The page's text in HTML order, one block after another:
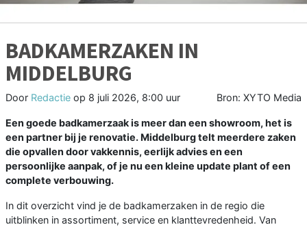
BADKAMERZAKEN IN
MIDDELBURG
Door Redactie op 8 juli 2026, 8:00 uur Bron: XYTO Media
Een goede badkamerzaak is meer dan een showroom, het is
een partner bij je renovatie. Middelburg telt meerdere zaken
die opvallen door vakkennis, eerlijk advies en een
persoonlijke aanpak, of je nu een kleine update plant of een
complete verbouwing.
In dit overzicht vind je de badkamerzaken in de regio die
uitblinken in assortiment, service en klanttevredenheid. Van